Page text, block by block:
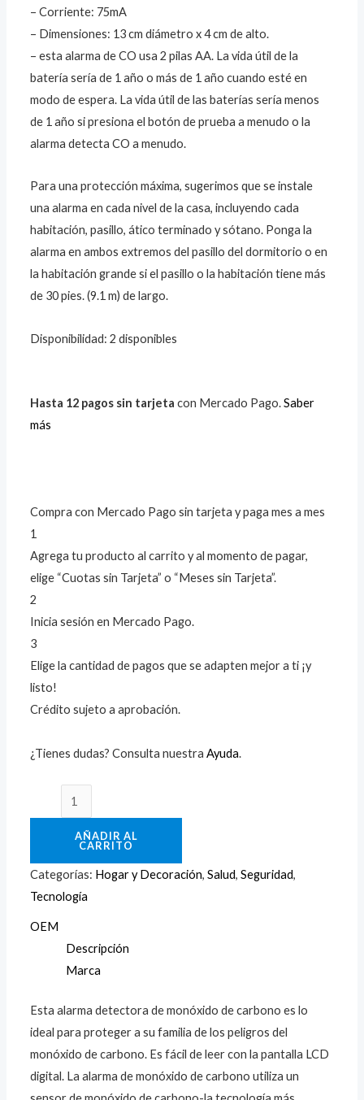
– Corriente: 75mA
– Dimensiones: 13 cm diámetro x 4 cm de alto.
– esta alarma de CO usa 2 pilas AA. La vida útil de la
batería sería de 1 año o más de 1 año cuando esté en
modo de espera. La vida útil de las baterías sería menos
de 1 año si presiona el botón de prueba a menudo o la
alarma detecta CO a menudo.
Para una protección máxima, sugerimos que se instale
una alarma en cada nivel de la casa, incluyendo cada
habitación, pasillo, ático terminado y sótano. Ponga la
alarma en ambos extremos del pasillo del dormitorio o en
la habitación grande si el pasillo o la habitación tiene más
de 30 pies. (9.1 m) de largo.
Disponibilidad: 2 disponibles
Hasta 12 pagos sin tarjeta con Mercado Pago.Saber
más
Compra con Mercado Pago sin tarjeta y paga mes a mes
1
Agrega tu producto al carrito y al momento de pagar,
elige “Cuotas sin Tarjeta” o “Meses sin Tarjeta”.
2
Inicia sesión en Mercado Pago.
3
Elige la cantidad de pagos que se adapten mejor a ti ¡y
listo!
Crédito sujeto a aprobación.
¿Tienes dudas? Consulta nuestraAyuda.
AÑADIR AL
CARRITO
Categorías: Hogar y Decoración,Salud,Seguridad,
Tecnología
OEM
Descripción
Marca
Esta alarma detectora de monóxido de carbono es lo
ideal para proteger a su familia de los peligros del
monóxido de carbono. Es fácil de leer con la pantalla LCD
digital. La alarma de monóxido de carbono utiliza un